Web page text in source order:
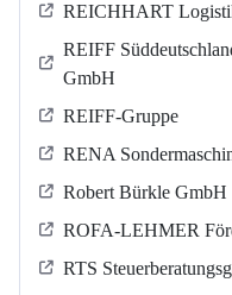
REICHHART
REIFF
GmbH
REIFF-Gruppe
RENA
Robert Bürkle GmbH
ROFA-LEHMER
RTS